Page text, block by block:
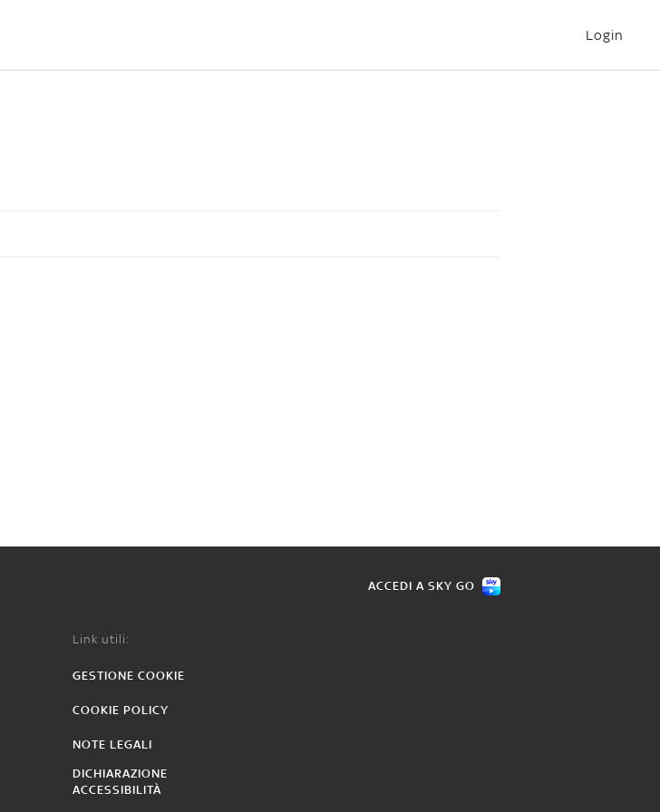
Login
ACCEDI A SKY GO
Link utili:
GESTIONE COOKIE
COOKIE POLICY
NOTE LEGALI
DICHIARAZIONE
ACCESSIBILITÀ